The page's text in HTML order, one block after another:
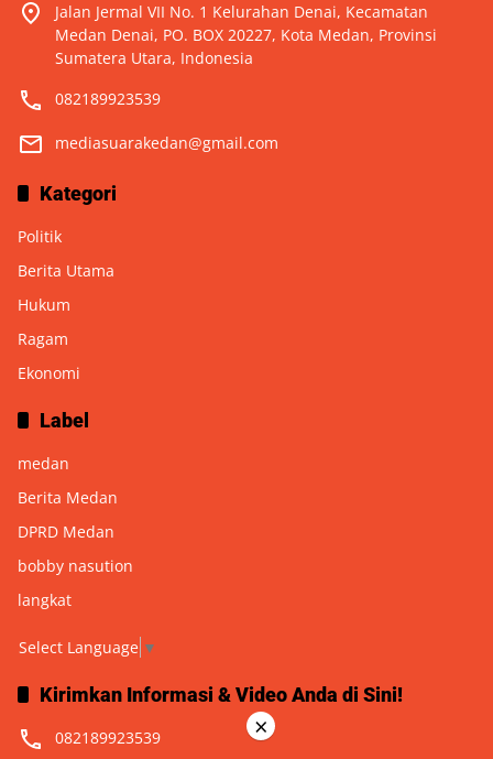
Jalan Jermal VII No. 1 Kelurahan Denai, Kecamatan
Medan Denai, PO. BOX 20227, Kota Medan, Provinsi
Sumatera Utara, Indonesia
082189923539
mediasuarakedan@gmail.com
Kategori
Politik
Berita Utama
Hukum
Ragam
Ekonomi
Label
medan
Berita Medan
DPRD Medan
bobby nasution
langkat
Select Language ▼
Kirimkan Informasi & Video Anda di Sini!
082189923539 ×